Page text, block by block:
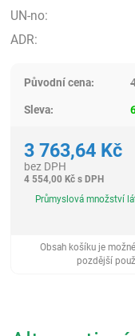
UN-no:
ADR:
Původní cena:
Sleva:
3 763,64 Kč
bez DPH
4 554,00 Kč s DPH
Průmyslová množství
Obsah košíku je
pozdější